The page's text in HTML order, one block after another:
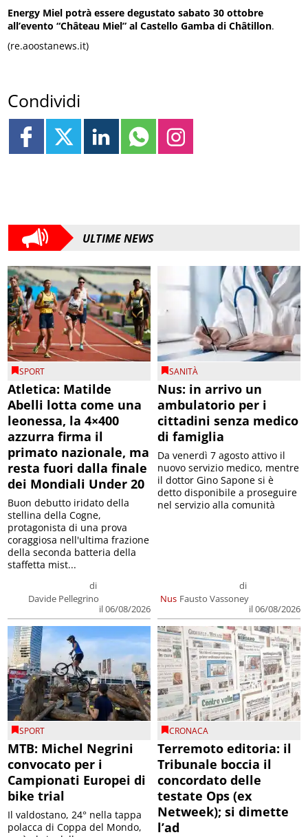
Energy Miel potrà essere degustato sabato 30 ottobre
all’evento “Château Miel” al Castello Gamba di Châtillon.
(re.aoostanews.it)
Condividi
ULTIME NEWS
SPORT
Atletica: Matilde
Abelli lotta come una
leonessa, la 4×400
azzurra firma il
primato nazionale, ma
resta fuori dalla finale
dei Mondiali Under 20
di
Davide Pellegrino
il 06/08/2026
Buon debutto iridato della
stellina della Cogne,
protagonista di una prova
coraggiosa nell'ultima frazione
della seconda batteria della
staffetta mist...
SANITÀ
Nus: in arrivo un
ambulatorio per i
cittadini senza medico
di famiglia
Nus
di
Fausto Vassoney
il 06/08/2026
Da venerdì 7 agosto attivo il
nuovo servizio medico, mentre
il dottor Gino Sapone si è
detto disponibile a proseguire
nel servizio alla comunità
SPORT
MTB: Michel Negrini
convocato per i
Campionati Europei di
bike trial
Il valdostano, 24° nella tappa
polacca di Coppa del Mondo,
CRONACA
Terremoto editoria: il
Tribunale boccia il
concordato delle
testate Ops (ex
Netweek); si dimette
l’ad